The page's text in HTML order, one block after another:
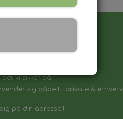
vi sikker på !
sig både til private & erhverv.
på din adresse !